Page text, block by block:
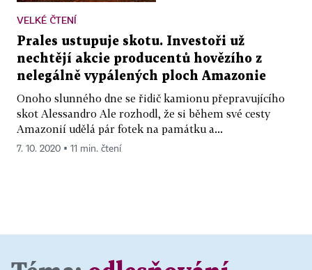
VELKÉ ČTENÍ
Prales ustupuje skotu. Investoři už
nechtějí akcie producentů hovězího z
nelegálně vypálených ploch Amazonie
Onoho slunného dne se řidič kamionu přepravujícího
skot Alessandro Ale rozhodl, že si během své cesty
Amazonií udělá pár fotek na památku a...
7. 10. 2020 ▪ 11 min. čtení